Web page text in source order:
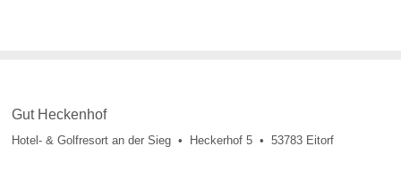
Gut Heckenhof
Hotel- & Golfresort an der Sieg • Heckerhof 5 • 53783 Eitorf